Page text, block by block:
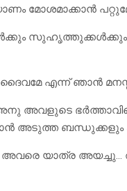
മോശമാക്കാൻ
സുഹൃത്തുക്കൾക്കും
എന്ന് ഞാൻ
അവളുടെ
ബന്ധുക്കളും
യാത്ര അയച്ചു…